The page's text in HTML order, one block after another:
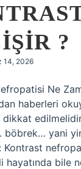
?
14, 2026
Ne
haberleri
dikkat
yani
Kontrast
hayatında bile